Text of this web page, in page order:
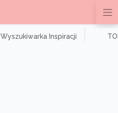
Wyszukiwarka Inspiracji